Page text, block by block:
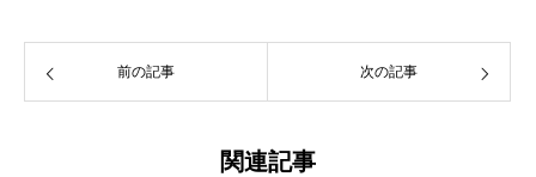
前の記事 次の記事
関連記事